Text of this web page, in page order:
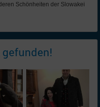
Schönheiten der Slowakei